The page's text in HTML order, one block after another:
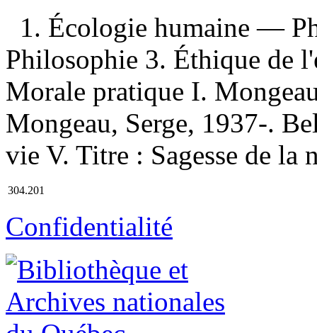
1. Écologie humaine —
Philosophie 3. Éthique de
Morale pratique I.
Mongeau, Serge, 1937-.
vie V. Titre : Sagesse de la
304.201
Confidentialité